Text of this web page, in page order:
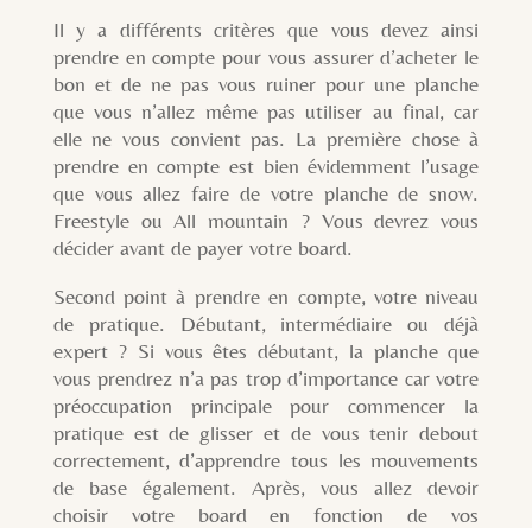
Il y a différents critères que vous devez ainsi
prendre en compte pour vous assurer d’acheter le
bon et de ne pas vous ruiner pour une planche
que vous n’allez même pas utiliser au final, car
elle ne vous convient pas. La première chose à
prendre en compte est bien évidemment l’usage
que vous allez faire de votre planche de snow.
Freestyle ou All mountain ? Vous devrez vous
décider avant de payer votre board.
Second point à prendre en compte, votre niveau
de pratique. Débutant, intermédiaire ou déjà
expert ? Si vous êtes débutant, la planche que
vous prendrez n’a pas trop d’importance car votre
préoccupation principale pour commencer la
pratique est de glisser et de vous tenir debout
correctement, d’apprendre tous les mouvements
de base également. Après, vous allez devoir
choisir votre board en fonction de vos